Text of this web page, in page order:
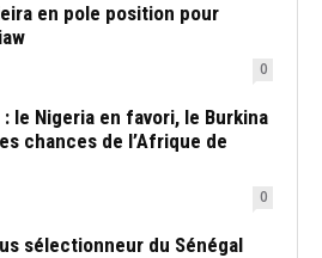
en pole position pour
0
le Nigeria en favori, le Burkina
chances de l’Afrique de
0
sélectionneur du Sénégal